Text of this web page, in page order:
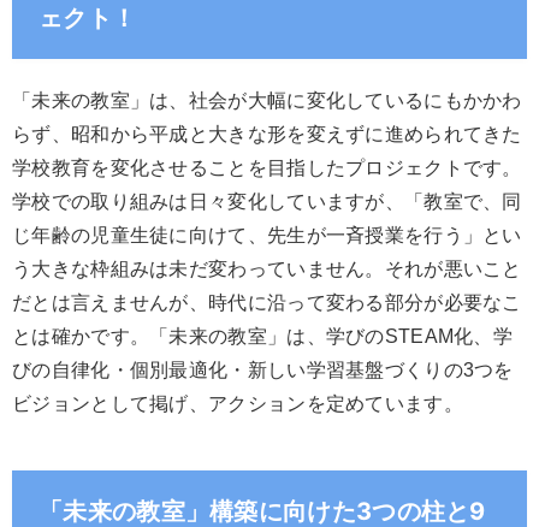
ェクト！
「未来の教室」は、社会が大幅に変化しているにもかかわ
らず、昭和から平成と大きな形を変えずに進められてきた
学校教育を変化させることを目指したプロジェクトです。
学校での取り組みは日々変化していますが、「教室で、同
じ年齢の児童生徒に向けて、先生が一斉授業を行う」とい
う大きな枠組みは未だ変わっていません。それが悪いこと
だとは言えませんが、時代に沿って変わる部分が必要なこ
とは確かです。「未来の教室」は、学びのSTEAM化、学
びの自律化・個別最適化・新しい学習基盤づくりの3つを
ビジョンとして掲げ、アクションを定めています。
「未来の教室」構築に向けた3つの柱と9